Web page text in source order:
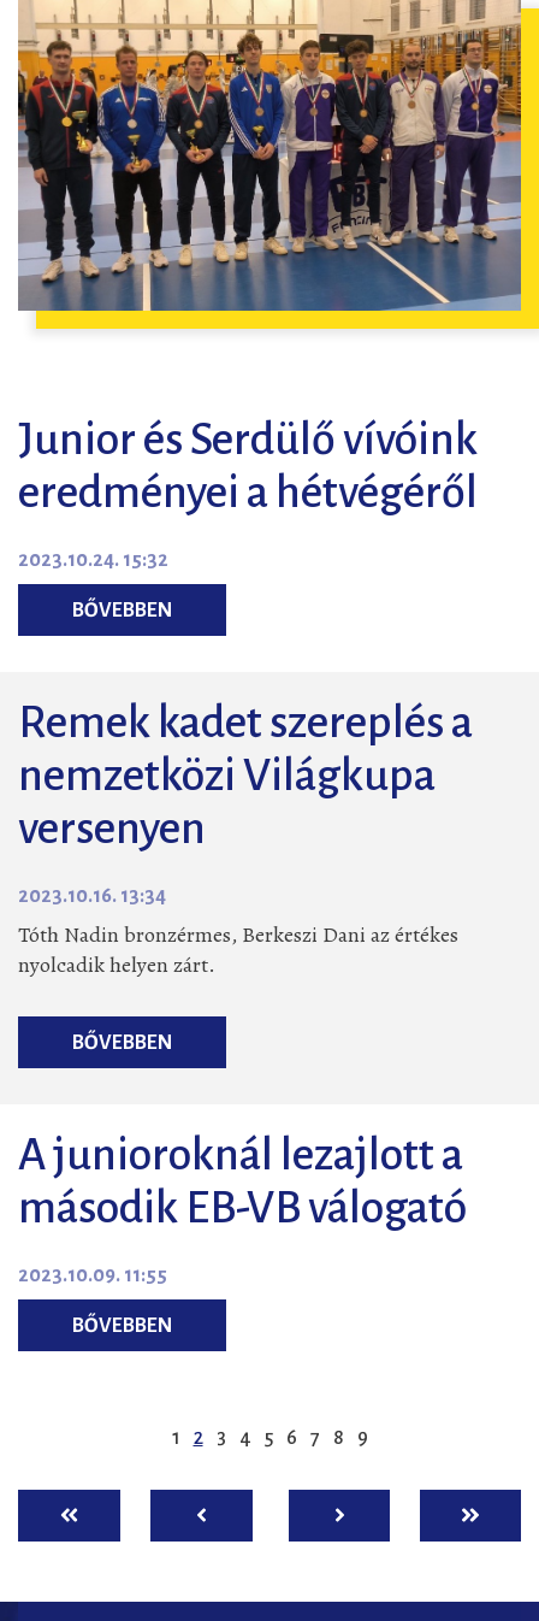
Junior és Serdülő vívóink
eredményei a hétvégéről
2023.10.24. 15:32
BŐVEBBEN
Remek kadet szereplés a
nemzetközi Világkupa
versenyen
2023.10.16. 13:34
Tóth Nadin bronzérmes, Berkeszi Dani az értékes
nyolcadik helyen zárt.
BŐVEBBEN
A junioroknál lezajlott a
második EB-VB válogató
2023.10.09. 11:55
BŐVEBBEN
1 2 3 4 5 6 7 8 9
ELSŐ ELŐZŐ KÖVETKEZŐ UTOLSÓ